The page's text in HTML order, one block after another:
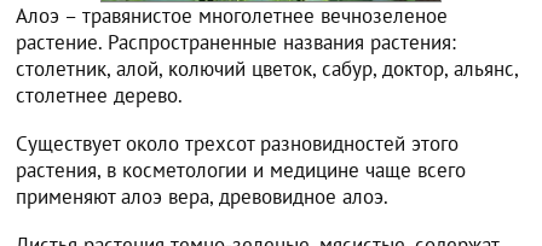
Алоэ – травянистое многолетнее вечнозеленое
растение. Распространенные названия растения:
столетник, алой, колючий цветок, сабур, доктор, альянс,
столетнее дерево.
Существует около трехсот разновидностей этого
растения, в косметологии и медицине чаще всего
применяют алоэ вера, древовидное алоэ.